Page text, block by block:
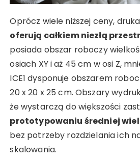
Oprócz wiele niższej ceny,
oferują całkiem niezłą
posiada obszar roboczy
osiach XY i aż 45 cm w osi Z,
ICE1 dysponuje obszarem
20 x 20 x 25 cm. Obszary
że wystarczą do większości
prototypowaniu średniej
bez potrzeby rozdzielania ich
skalowania.